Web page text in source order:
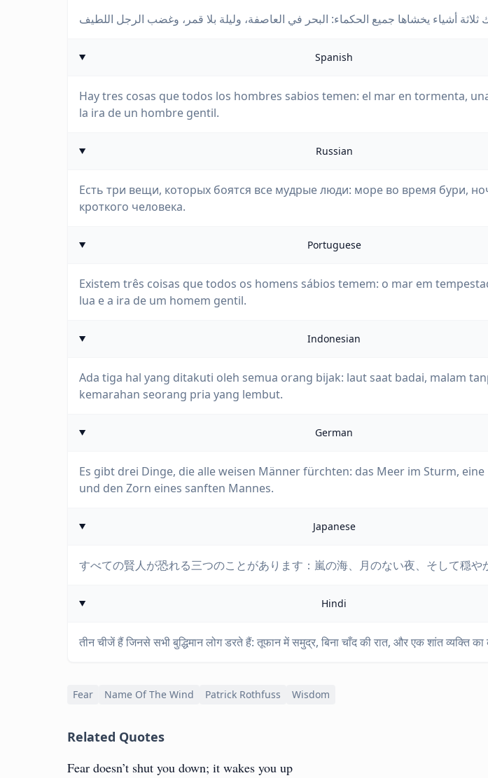
Spanish
Hay tres cosas que todos los hombres sabios temen: el mar en tormenta,
la ira de un hombre gentil.
Russian
Есть три вещи, которых боятся все мудрые люди: море во время бури,
кроткого человека.
Portuguese
Existem três coisas que todos os homens sábios temem: o mar em
lua e a ira de um homem gentil.
Indonesian
Ada tiga hal yang ditakuti oleh semua orang bijak: laut saat badai, malam
kemarahan seorang pria yang lembut.
German
Es gibt drei Dinge, die alle weisen Männer fürchten: das Meer im Sturm,
und den Zorn eines sanften Mannes.
Japanese
すべての賢人が恐れる三つのことがあります：嵐の海、月のない夜、そして穏や
Hindi
तीन चीजें हैं जिनसे सभी बुद्धिमान लोग डरते हैं: तूफान में समुद्र, बिना चाँद की रात, और एक शांत व्यक्ति का
Fear Name Of The Wind Patrick Rothfuss Wisdom
Related Quotes
Fear doesn’t shut you down; it wakes you up